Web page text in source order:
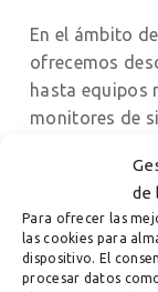
de
Para ofrecer las
las cookies para
dispositivo. El
procesar datos
En el ámbito
ofrecemos
hasta equipos
monitores de
productos son
instalación
rápido y
exitoso.